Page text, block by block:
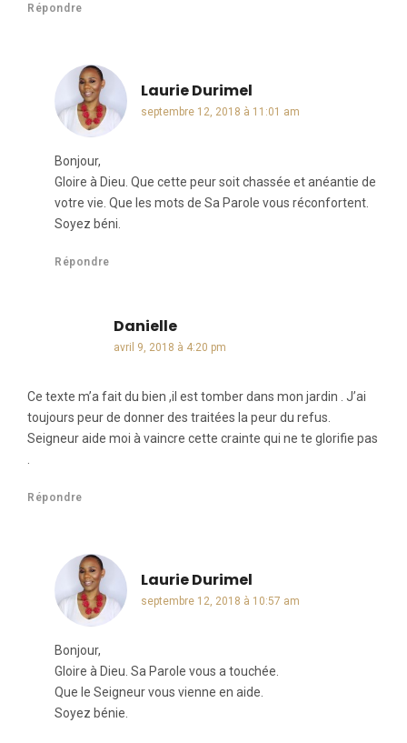
Répondre
Laurie Durimel
septembre 12, 2018 à 11:01 am
Bonjour,
Gloire à Dieu. Que cette peur soit chassée et anéantie de
votre vie. Que les mots de Sa Parole vous réconfortent.
Soyez béni.
Répondre
Danielledit :
avril 9, 2018 à 4:20 pm
Ce texte m’a fait du bien ,il est tomber dans mon jardin . J’ai
toujours peur de donner des traitées la peur du refus.
Seigneur aide moi à vaincre cette crainte qui ne te glorifie pas
Répondre
Laurie Durimel
septembre 12, 2018 à 10:57 am
Bonjour,
Gloire à Dieu. Sa Parole vous a touchée.
Que le Seigneur vous vienne en aide.
Soyez bénie.